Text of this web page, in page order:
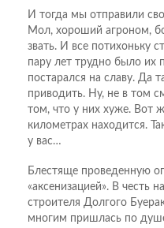
И тогда мы отправили
Мол, хороший агроном,
звать. И все потихоньку
пару лет трудно было их
постарался на славу. Да
приводить. Ну, не в том
том, что у них хуже. Вот
километрах находится.
у вас…
Блестяще проведенную
«аксенизацией». В честь
строителя Долгого
многим пришлась по